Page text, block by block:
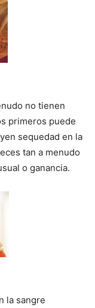
no tienen
primeros puede
sequedad en la
tan a menudo
o ganancia.
la sangre